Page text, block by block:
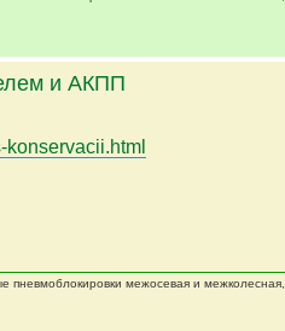
и АКПП
konservacii.html
пневмоблокировки межосевая и межколесная,